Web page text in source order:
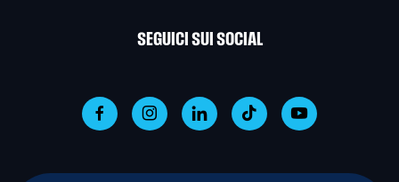
SEGUICI SUI SOCIAL